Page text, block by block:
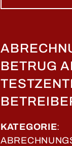
BETRUG
KATEGORIE: